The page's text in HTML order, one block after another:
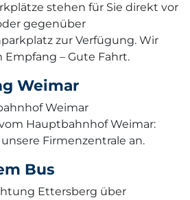
stehen für Sie direkt vor
gegenüber
zur Verfügung. Wir
Empfang – Gute Fahrt.
Weimar
Weimar
Hauptbahnhof Weimar:
Firmenzentrale an.
Bus
Ettersberg über